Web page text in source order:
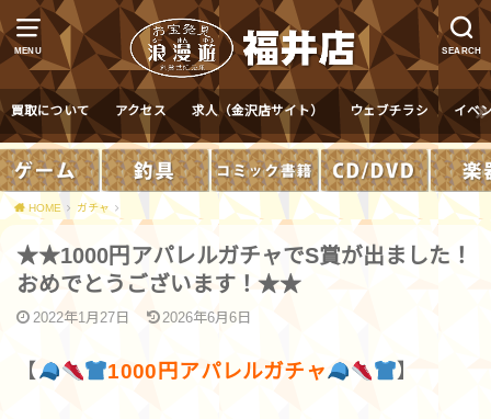
MENU SEARCH
買取について アクセス 求人（金沢店サイト） ウェブチラシ イベ
HOME ガチャ
★★1000円アパレルガチャでS賞が出ました！
おめでとうございます！★★
2022年1月27日 2026年6月6日
【 1000円アパレルガチャ 】